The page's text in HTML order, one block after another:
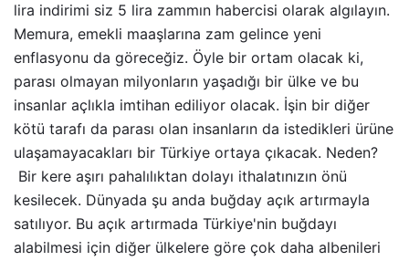
lira indirimi siz 5 lira zammın habercisi olarak algılayın.
Memura, emekli maaşlarına zam gelince yeni
enflasyonu da göreceğiz. Öyle bir ortam olacak ki,
parası olmayan milyonların yaşadığı bir ülke ve bu
insanlar açlıkla imtihan ediliyor olacak. İşin bir diğer
kötü tarafı da parası olan insanların da istedikleri ürüne
ulaşamayacakları bir Türkiye ortaya çıkacak. Neden?
Bir kere aşırı pahalılıktan dolayı ithalatınızın önü
kesilecek. Dünyada şu anda buğday açık artırmayla
satılıyor. Bu açık artırmada Türkiye'nin buğdayı
alabilmesi için diğer ülkelere göre çok daha albenileri